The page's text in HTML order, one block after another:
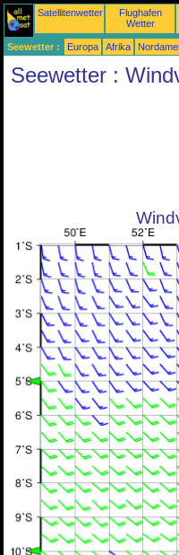
Satellitenwetter
Flughafen
Wetter
Seewetter : Europa Afrika
Seewetter :